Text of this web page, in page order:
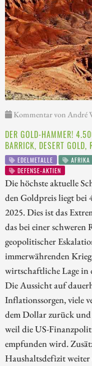
Kommentar von André
DER GOLD-HAMMER!
BARRICK, DESERT GOLD,
EDELMETALLE AFRIKA
DEFENSE-AKTIEN
Die höchste aktuelle
den Goldpreis liegt bei
2025. Dies ist das
das bei einer schweren
geopolitischer
immerwährenden
wirtschaftliche Lage in
Die Aussicht auf
Inflationssorgen, viele
dem Dollar zurück
weil die US-
empfunden wird.
Haushaltsdefizit